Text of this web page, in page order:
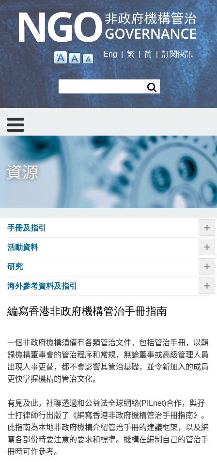
Skip
main
content
Eng
繁 | 简 訂閱快訊
手冊及指引 +
活動資料 +
研究 +
海外參考資料及指引 +
編寫香港非政府機構管治手冊指南
一個非政府機構須備有各類管治文件，包括管治手冊，以輯
錄機構董事會的管治程序和常規，無論董事或高級管理人員
出現人事更替，都不會影響其管治基礎，並令新加入的成員
更快掌握機構的管治文化。
有見及此，社聯透過和公益法全球網絡(PILnet)合作，與孖
士打律師行出版了《編寫香港非政府機構管治手冊指南》。
此指南為本地非政府機構介紹管治手冊的建議框架，以及編
寫各部份時要注意的要求和標準。機構在編制自己的管治手
冊時可作參考。